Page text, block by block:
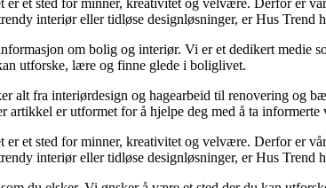
er et sted for minner, kreativitet og velvære. Derfor er
interiør eller tidløse designløsninger, er Hus Trend
om bolig og interiør. Vi er et dedikert medie
utforske, lære og finne glede i boliglivet.
alt fra interiørdesign og hagearbeid til renovering og
artikkel er utformet for å hjelpe deg med å ta
er et sted for minner, kreativitet og velvære. Derfor er
interiør eller tidløse designløsninger, er Hus Trend